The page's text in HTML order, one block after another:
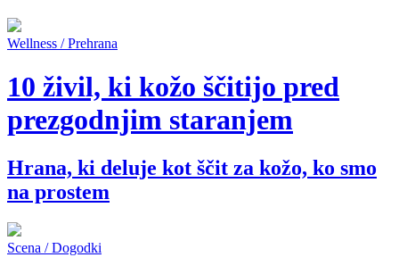
Wellness / Prehrana
10 živil, ki kožo ščitijo pred
prezgodnjim staranjem
Hrana, ki deluje kot ščit za kožo, ko smo
na prostem
Scena / Dogodki